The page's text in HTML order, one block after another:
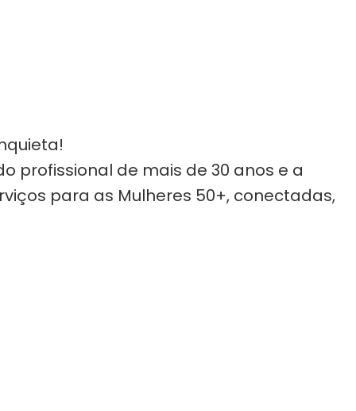
profissional de mais de 30 anos e a
para as Mulheres 50+, conectadas,